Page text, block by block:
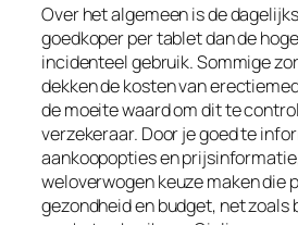
Over het algemeen is de
goedkoper per tablet dan de
incidenteel gebruik. Sommige
dekken de kosten van
de moeite waard om dit te
verzekeraar. Door je goed te
aankoopopties en
weloverwogen keuze maken die
gezondheid en budget, net zoals